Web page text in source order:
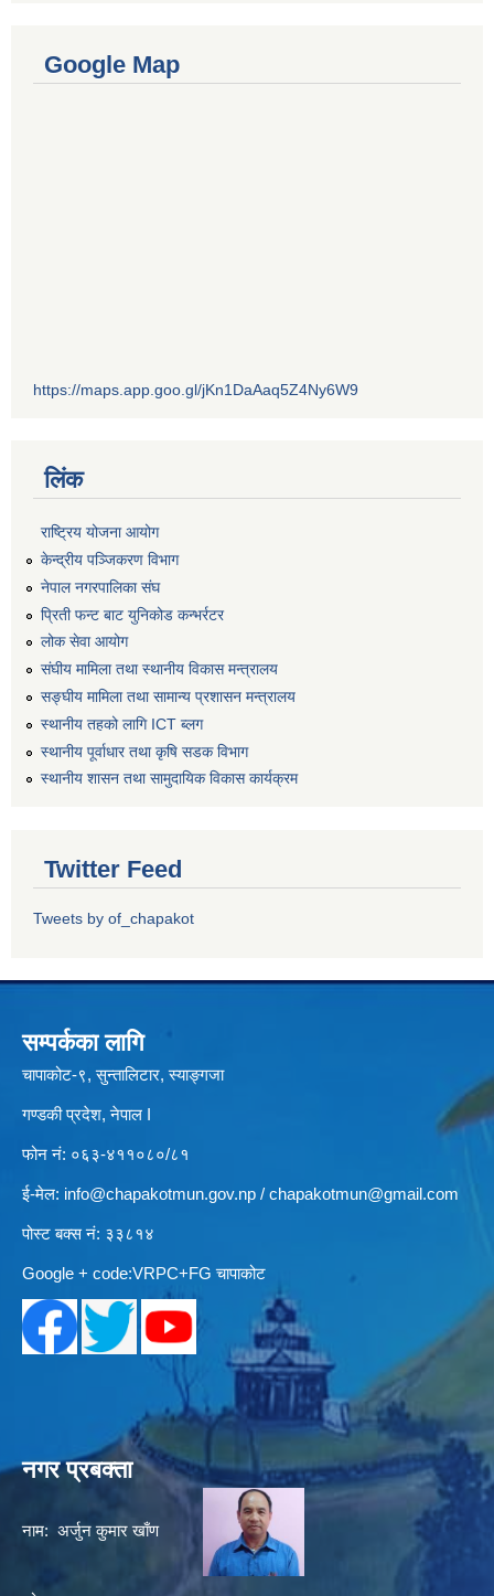
Google Map
https://maps.app.goo.gl/jKn1DaAaq5Z4Ny6W9
लिंक
राष्ट्रिय योजना आयोग
केन्द्रीय पञ्जिकरण विभाग
नेपाल नगरपालिका संघ
प्रिती फन्ट बाट युनिकोड कन्भर्रटर
लोक सेवा आयोग
संघीय मामिला तथा स्थानीय विकास मन्त्रालय
सङ्घीय मामिला तथा सामान्य प्रशासन मन्त्रालय
स्थानीय तहको लागि ICT ब्लग
स्थानीय पूर्वाधार तथा कृषि सडक विभाग
स्थानीय शासन तथा सामुदायिक विकास कार्यक्रम
Twitter Feed
Tweets by of_chapakot
सम्पर्कका लागि
चापाकोट-९, सुन्तालिटार, स्याङ्गजा
गण्डकी प्रदेश, नेपाल I
फोन नं: ०६३-४११०८०/८१
ई-मेल: info@chapakotmun.gov.np / chapakotmun@gmail.com
पोस्ट बक्स नं: ३३८१४
Google + code:VRPC+FG चापाकोट
नगर प्रबक्ता
नाम: अर्जुन कुमार खाँण